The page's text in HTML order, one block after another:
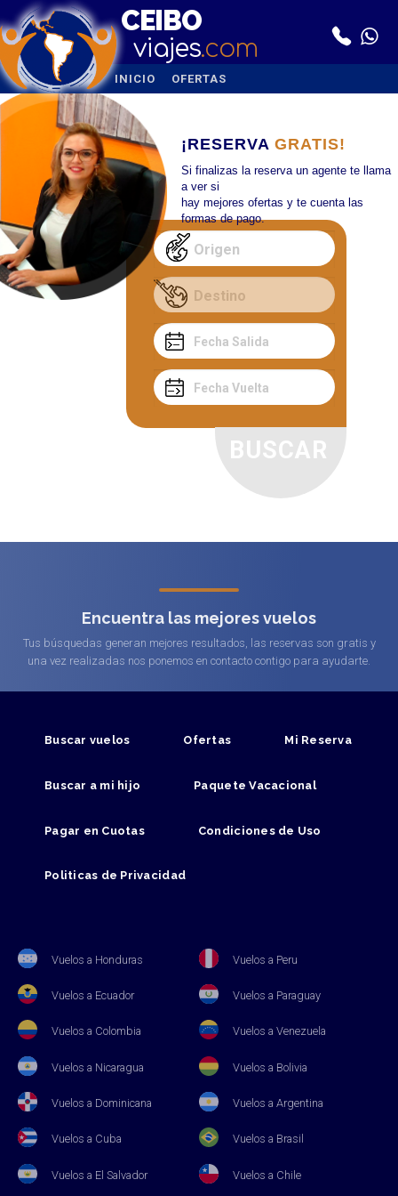
CEIBO
viajes.com
INICIO OFERTAS
¡RESERVA GRATIS!
Si finalizas la reserva un agente te llama
a ver si
hay mejores ofertas y te cuenta las
formas de pago.
Encuentra las mejores vuelos
Tus búsquedas generan mejores resultados, las reservas son gratis y
una vez realizadas nos ponemos en contacto contigo para ayudarte.
Buscar vuelos Ofertas Mi Reserva
Buscar a mi hijo Paquete Vacacional
Pagar en Cuotas Condiciones de Uso
Politicas de Privacidad
Vuelos a Honduras Vuelos a Peru
Vuelos a Ecuador Vuelos a Paraguay
Vuelos a Colombia Vuelos a Venezuela
Vuelos a Nicaragua Vuelos a Bolivia
Vuelos a Dominicana Vuelos a Argentina
Vuelos a Cuba Vuelos a Brasil
Vuelos a El Salvador Vuelos a Chile